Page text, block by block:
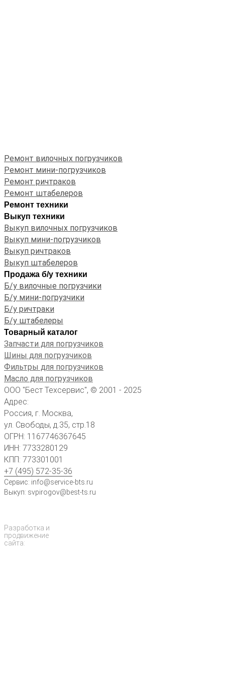
Ремонт вилочных погрузчиков
Ремонт мини-погрузчиков
Ремонт ричтраков
Ремонт штабелеров
Ремонт техники
Выкуп техники
Выкуп вилочных погрузчиков
Выкуп мини-погрузчиков
Выкуп ричтраков
Выкуп штабелеров
Продажа б/у техники
Б/у вилочные погрузчики
Б/у мини-погрузчики
Б/у ричтраки
Б/у штабелеры
Товарный каталог
Запчасти для погрузчиков
Шины для погрузчиков
Фильтры для погрузчиков
Масло для погрузчиков
ООО "Бест Техсервис", © 2001 - 2025
Адрес:
Россия, г. Москва,
ул. Свободы, д.35, стр.18
ОГРН: 1167746367645
ИНН: 7733280129
КПП: 773301001
+7 (495) 572-35-36
Сервис: info@service-bts.ru
Выкуп: svpirogov@best-ts.ru
Разработка и
продвижение
сайта: